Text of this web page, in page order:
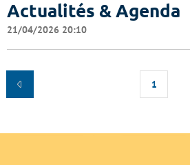
Actualités & Agenda
21/04/2026 20:10
1